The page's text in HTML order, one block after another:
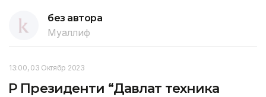
без автора
Муаллиф
13:00, 03 Октябр 2023
ҚР Президенти “Давлат техника